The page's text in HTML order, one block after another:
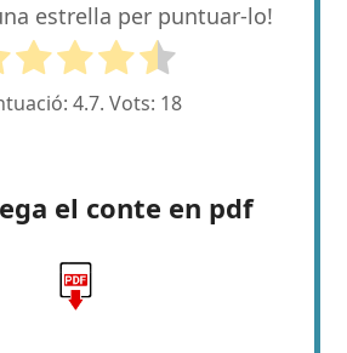
estrella per puntuar-lo!
4.7. Vots: 18
el conte en pdf